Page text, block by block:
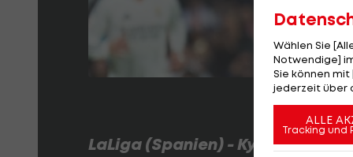
LaLiga (Spanien) - Kylian
Wählen Sie
Notwendige]
Sie können
jederzeit über
ALLE
Tracking und